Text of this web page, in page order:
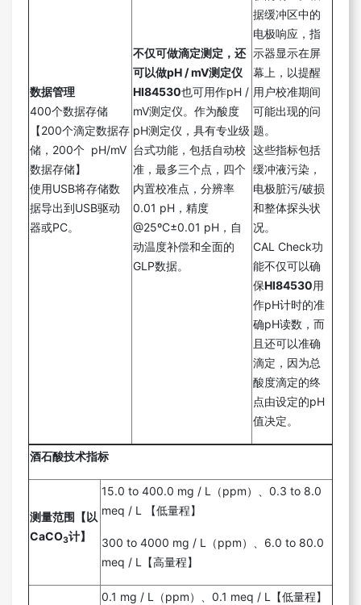
数据管理
400个数据存储
【200个滴定数据存
储，200个 pH/mV
数据存储】
使用USB将存储数
据导出到USB驱动
器或PC。
不仅可做滴定测定，还
可以做pH / mV测定仪
HI84530也可用作pH /
mV测定仪。作为酸度
pH测定仪，具有专业级
台式功能，包括自动校
准，最多三个点，四个
内置校准点，分辨率
0.01 pH，精度
@25ºC±0.01 pH，自
动温度补偿和全面的
GLP数据。
据缓冲区中的
电极响应，指
示器显示在屏
幕上，以提醒
用户校准期间
可能出现的问
题。
这些指标包括
缓冲液污染，
电极脏污/破损
和整体探头状
况。
CAL Check功
能不仅可以确
保HI84530用
作pH计时的准
确pH读数，而
且还可以准确
滴定，因为总
酸度滴定的终
点由设定的pH
值决定。
酒石酸技术指标
测量范围【以
CaCO3计】
15.0 to 400.0 mg / L（ppm）、0.3 to 8.0
meq / L 【低量程】
300 to 4000 mg / L（ppm）、6.0 to 80.0
meq / L【高量程】
0.1 mg / L（ppm）、0.1 meq / L【低量程】